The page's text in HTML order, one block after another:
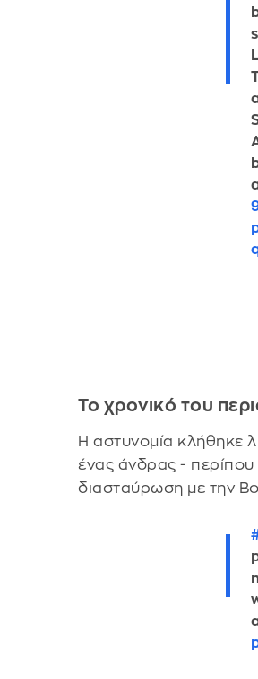
Το χρονικό του
Η αστυνομία κλήθηκε
ένας άνδρας -
διασταύρωση με την